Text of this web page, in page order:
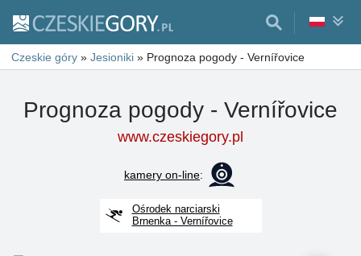
Czeskie góry » Jesioniki » Prognoza pogody - Vernířovice
Prognoza pogody - Vernířovice
www.czeskiegory.pl
kamery on-line:
Ośrodek narciarski
Brnenka - Vernířovice